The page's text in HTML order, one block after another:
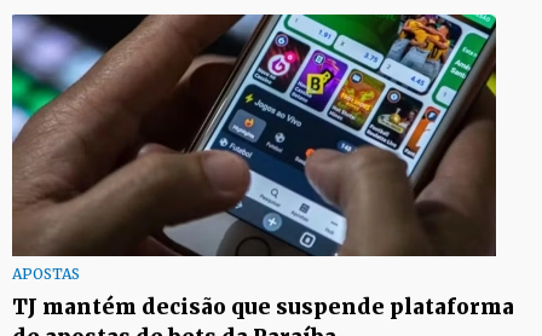
APOSTAS
TJ mantém decisão que suspende plataforma